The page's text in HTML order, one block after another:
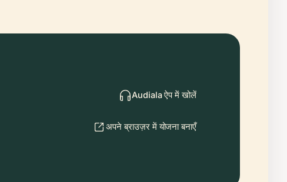
Audiala ऐप में खोलें
अपने ब्राउज़र में योजना बनाएँ